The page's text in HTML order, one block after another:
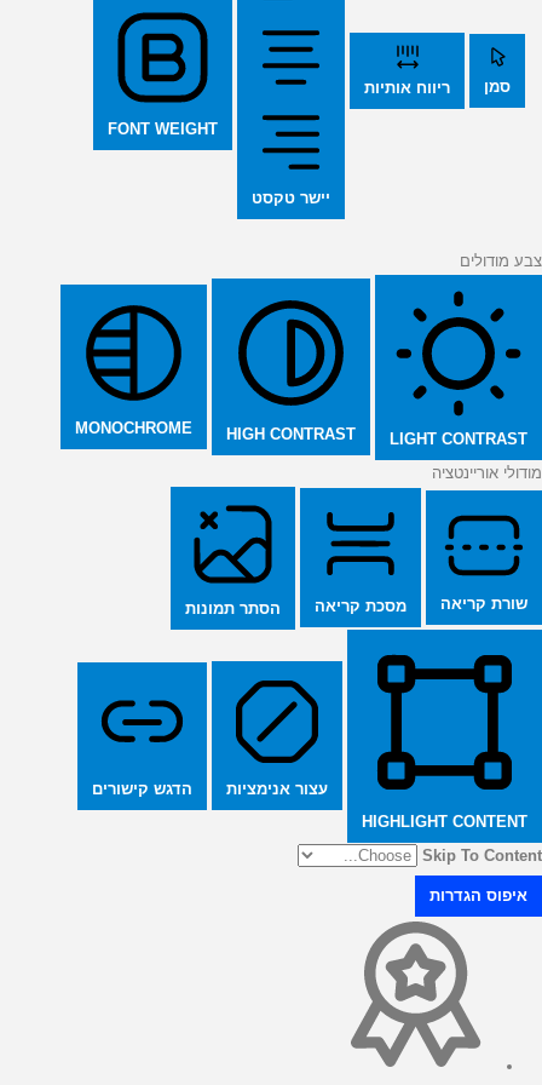
סמן ריווח אותיות
יישר טקסט
FONT WEIGHT
צבע מודולים
LIGHT CONTRAST
HIGH CONTRAST
MONOCHROME
מודולי אוריינטציה
שורת קריאה מסכת קריאה הסתר תמונות
HIGHLIGHT CONTENT
עצור אנימציות הדגש קישורים
Skip To Content
איפוס הגדרות